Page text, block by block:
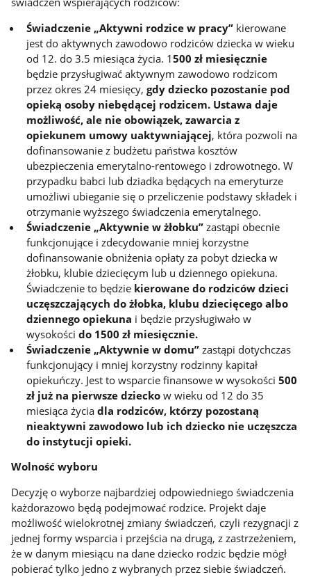
Świadczenie „Aktywni rodzice w pracy” kierowane
jest do aktywnych zawodowo rodziców dziecka w wieku
od 12. do 3.5 miesiąca życia. 1500 zł miesięcznie
będzie przysługiwać aktywnym zawodowo rodzicom
przez okres 24 miesięcy,gdy dziecko pozostanie pod
opieką osoby niebędącej rodzicem. Ustawa daje
możliwość, ale nie obowiązek, zawarcia z
opiekunem umowy uaktywniającej, która pozwoli na
dofinansowanie z budżetu państwa kosztów
ubezpieczenia emerytalno-rentowego i zdrowotnego. W
przypadku babci lub dziadka będących na emeryturze
umożliwi ubieganie się o przeliczenie podstawy składek i
otrzymanie wyższego świadczenia emerytalnego.
Świadczenie „Aktywnie w żłobku” zastąpi obecnie
funkcjonujące i zdecydowanie mniej korzystne
dofinansowanie obniżenia opłaty za pobyt dziecka w
żłobku, klubie dziecięcym lub u dziennego opiekuna.
Świadczenie to będzie kierowane do rodziców dzieci
uczęszczających do żłobka, klubu dziecięcego albo
dziennego opiekuna i będzie przysługiwało w
wysokoścido 1500 zł miesięcznie.
Świadczenie „Aktywnie w domu” zastąpi dotychczas
funkcjonujący i mniej korzystny rodzinny kapitał
opiekuńczy. Jest to wsparcie finansowe w wysokości500
zł już na pierwsze dzieckow wieku od 12 do 35
miesiąca życiadla rodziców, którzy pozostaną
nieaktywni zawodowo lub ich dziecko nie uczęszcza
do instytucji opieki.
Wolność wyboru
Decyzję o wyborze najbardziej odpowiedniego świadczenia
każdorazowo będą podejmować rodzice. Projekt daje
możliwość wielokrotnej zmiany świadczeń, czyli rezygnacji z
jednej formy wsparcia i przejścia na drugą, z zastrzeżeniem,
że w danym miesiącu na dane dziecko rodzic będzie mógł
pobierać tylko jedno z wybranych przez siebie świadczeń.